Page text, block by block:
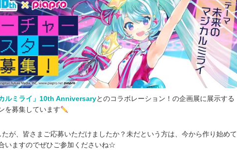
ルミライ」10th Anniversaryとのコラボレーション！の企画展に展示する
を募集しています
が、皆さまご応募いただけましたか？未だという方は、今から作り始めて
いますのでぜひご参加くださいね☆